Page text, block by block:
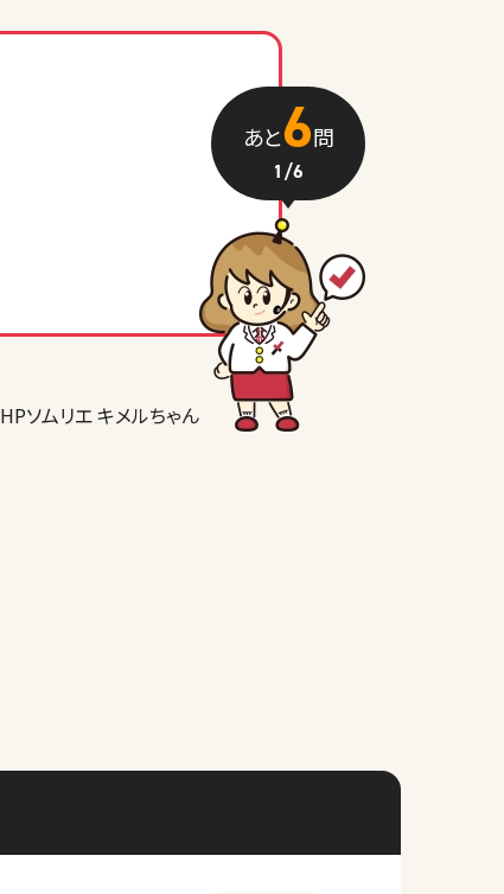
あと6問
1/6
HPソムリエ キメルちゃん